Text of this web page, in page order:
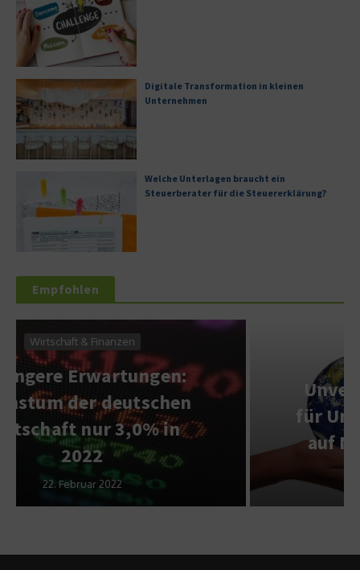
Digitale Transformation in kleinen
Unternehmen
Welche Unterlagen braucht ein
Steuerberater für die Steuererklärung?
Empfohlen
Wirtschaft & Finanzen
Unverzichtbare Produkte
für Unternehmen, die Wert
auf Nachhaltigkeit legen
1. März 2024